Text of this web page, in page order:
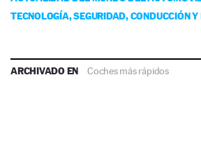
TECNOLOGÍA, SEGURIDAD, CONDUCCIÓN
ARCHIVADO EN Coches más rápidos